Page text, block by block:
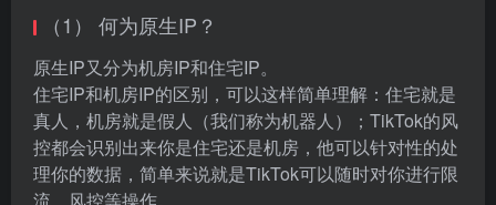
（1） 何为原生IP？
原生IP又分为机房IP和住宅IP。
住宅IP和机房IP的区别，可以这样简单理解：住宅就是
真人，机房就是假人（我们称为机器人）；TikTok的风
控都会识别出来你是住宅还是机房，他可以针对性的处
理你的数据，简单来说就是TikTok可以随时对你进行限